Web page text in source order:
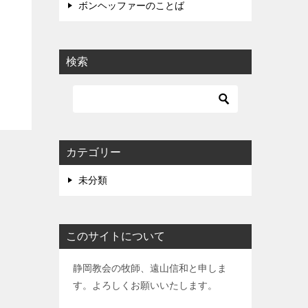
ボンヘッファーのことば
検索
カテゴリー
未分類
このサイトについて
静岡教会の牧師、遠山信和と申しま
す。よろしくお願いいたします。